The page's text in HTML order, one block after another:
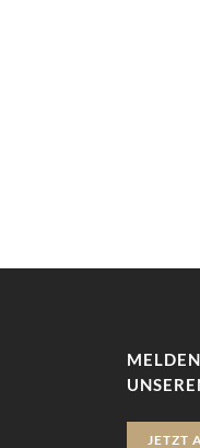
JETZT